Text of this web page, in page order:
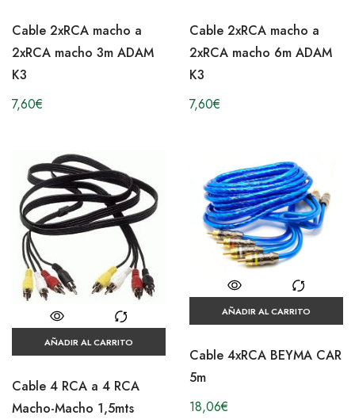
Cable 2xRCA macho a
2xRCA macho 3m ADAM
K3
7,60€
Cable 2xRCA macho a
2xRCA macho 6m ADAM
K3
7,60€
AÑADIR AL CARRITO
Cable 4 RCA a 4 RCA
Macho-Macho 1,5mts
AÑADIR AL CARRITO
Cable 4xRCA BEYMA CAR
5m
18,06€